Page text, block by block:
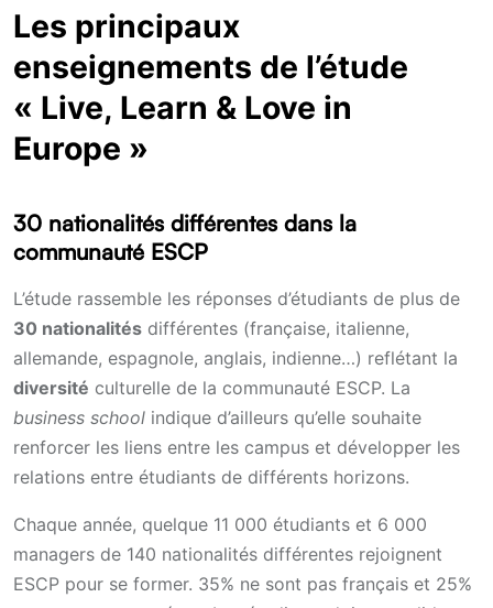
Les principaux
enseignements de l’étude
« Live, Learn & Love in
Europe »
30 nationalités différentes dans la
communauté ESCP
L’étude rassemble les réponses d’étudiants de plus de
30 nationalités différentes (française, italienne,
allemande, espagnole, anglais, indienne…) reflétant la
diversité culturelle de la communauté ESCP. La
business school indique d’ailleurs qu’elle souhaite
renforcer les liens entre les campus et développer les
relations entre étudiants de différents horizons.
Chaque année, quelque 11 000 étudiants et 6 000
managers de 140 nationalités différentes rejoignent
ESCP pour se former. 35% ne sont pas français et 25%